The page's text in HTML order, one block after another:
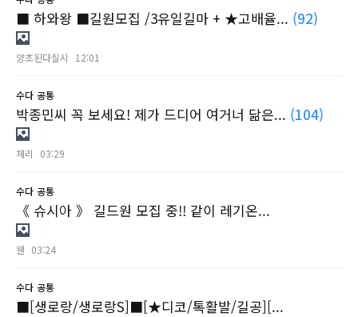
■ 하와왕 ■길원모집 /3유일길마 + ★고배율... (92)
양초된다실시 12:01
수다 공통
박종민씨 꼭 보세요! 제가 드디어 여거너 닮은... (104)
체리 03:29
수다 공통
《 슈시아 》 길드원 모집 중!! 같이 레기온...
웬 03:24
수다 공통
■[생로랑/생로랑S]■[★디코/톡활발/길공][...